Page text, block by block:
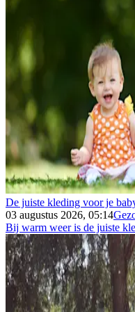
De juiste kleding voor je
03 augustus 2026, 05:14
Bij warm weer is de juiste